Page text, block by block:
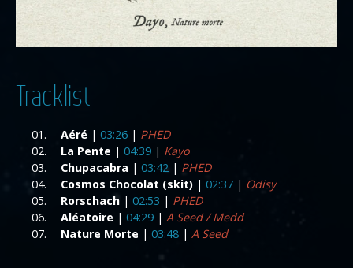
Tracklist
Aéré |03:26 | PHED
La Pente |04:39 | Kayo
Chupacabra |03:42 | PHED
Cosmos Chocolat (skit) |02:37 | Odisy
Rorschach |02:53 | PHED
Aléatoire |04:29 |A Seed / Medd
Nature Morte |03:48 |A Seed